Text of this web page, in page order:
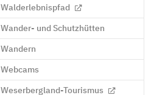
Walderlebnispfad
Wander- und Schutzhütten
Wandern
Webcams
Weserbergland-Tourismus